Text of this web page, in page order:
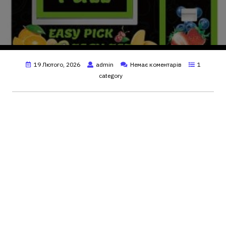
19 Лютого, 2026 admin Немає коментарів
1
category